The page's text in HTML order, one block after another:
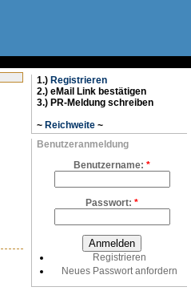
1.) Registrieren
2.) eMail Link bestätigen
3.) PR-Meldung schreiben
~ Reichweite ~
Benutzeranmeldung
Benutzername: *
Passwort: *
Registrieren
Neues Passwort anfordern